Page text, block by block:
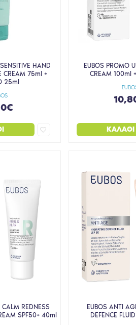
HAND
CREAM 75ml +
25ml
EUBOS PROMO
CREAM 100ml
ΚΑΛΆΘΙ
REDNESS
SPF50+ 40ml
EUBOS ANTI
DEFENCE